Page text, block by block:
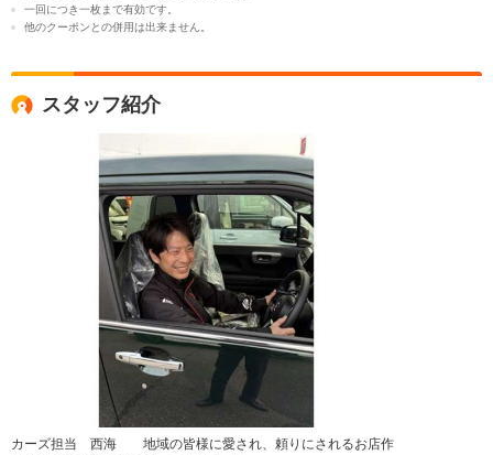
一回につき一枚まで有効です。
他のクーポンとの併用は出来ません。
スタッフ紹介
カーズ担当 西海 地域の皆様に愛され、頼りにされるお店作